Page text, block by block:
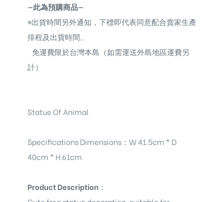
—此為預購商品—
※出貨時間另外通知，下標即代表同意配合賣家生產
排程及出貨時間。
免運費限於台灣本島（如需運送外島地區運費另
計）
Statue Of Animal
Specifications Dimensions ： W 41.5cm * D
40cm * H 61cm
Product Description ：